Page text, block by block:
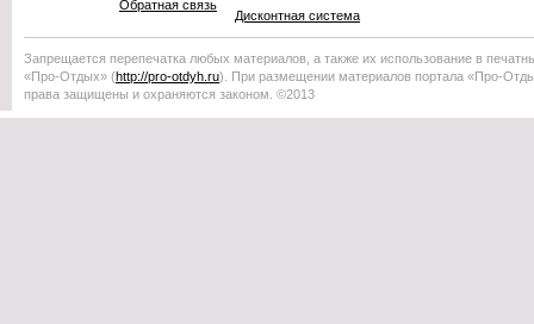
Обратная связь
Дисконтная система
Запрещается перепечатка любых материалов, а также их использование в
«Про-Отдых» (http://pro-otdyh .ru). При размещении материалов портала «Про-
права защищены и охраняются законом. ©2013